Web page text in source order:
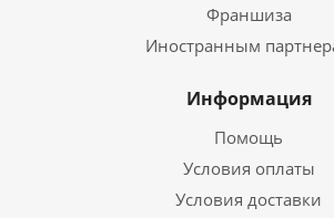
Франшиза
Иностранным
Информация
Помощь
Условия оплаты
Условия доставки